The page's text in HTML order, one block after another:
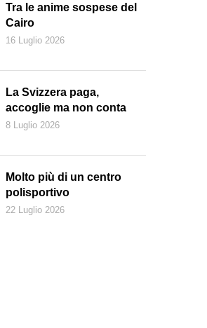
Tra le anime sospese del
Cairo
16 Luglio 2026
La Svizzera paga,
accoglie ma non conta
8 Luglio 2026
Molto più di un centro
polisportivo
22 Luglio 2026